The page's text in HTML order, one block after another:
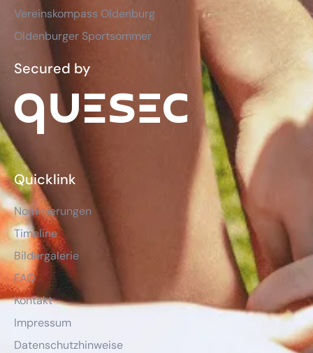
Vereinskompass Oldenburg
Oldenburger Sportsommer
Secured by
Quicklink
Nominierungen
Timeline
Bildergalerie
FAQ
Kontakt
Impressum
Datenschutzhinweise